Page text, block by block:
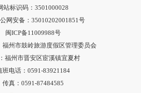
站标识码：3501000028
网安备：35010202001851号
闽ICP备11009988号
福州市鼓岭旅游度假区管理委员会
福州市晋安区宦溪镇宜夏村
班电话：0591-83921184
传真：0591-87484585